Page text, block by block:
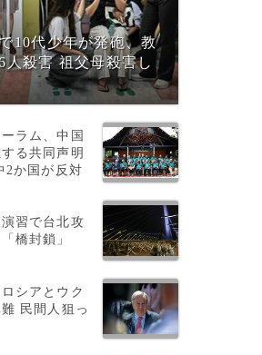
10代少年が発砲、教
人殺害 祖父母殺害し
ラム、中国
る共同声明
2か国が反対
習で台北攻
橋封鎖」
シアとウク
民間人狙っ